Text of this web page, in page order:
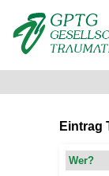
Eintrag
Wer?